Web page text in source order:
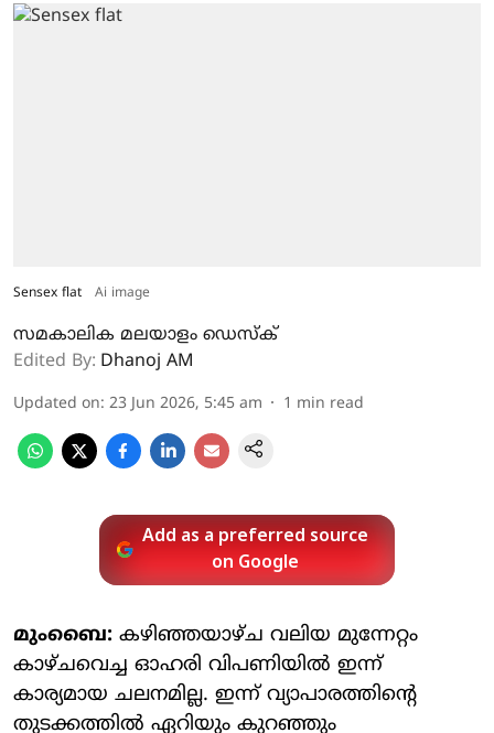
Sensex flat Ai image
സമകാലിക മലയാളം ഡെസ്ക്
Edited By: Dhanoj AM
Updated on: 23 Jun 2026, 5:45 am 1 min read
Add as a preferred source
on Google
മുംബൈ: കഴിഞ്ഞയാഴ്ച വലിയ മുന്നേറ്റം
കാഴ്ചവെച്ച ഓഹരി വിപണിയില്‍ ഇന്ന്
കാര്യമായ ചലനമില്ല. ഇന്ന് വ്യാപാരത്തിന്റെ
തുടക്കത്തില്‍ ഏറിയും കുറഞ്ഞും